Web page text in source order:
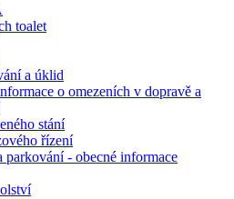
toalet
a úklid
o omezeních v dopravě a
stání
řízení
parkování - obecné informace